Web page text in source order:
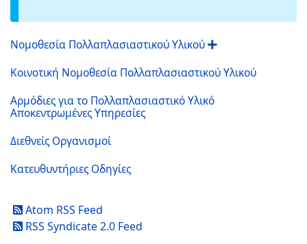
Νομοθεσία Πολλαπλασιαστικού Υλικού
Κοινοτική Νομοθεσία Πολλαπλασιαστικού Υλικού
Αρμόδιες για το Πολλαπλασιαστικό Υλικό
Αποκεντρωμένες Υπηρεσίες
Διεθνείς Οργανισμοί
Κατευθυντήριες Οδηγίες
Atom RSS Feed
RSS Syndicate 2.0 Feed